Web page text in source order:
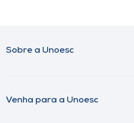
Sobre a Unoesc
Venha para a Unoesc